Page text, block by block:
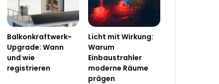
Balkonkraftwerk-
Upgrade: Wann
und wie
registrieren
Licht mit Wirkung:
Warum
Einbaustrahler
moderne Räume
prägen